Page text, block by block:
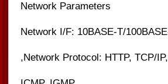
Network Parameters
Network I/F: 10BASE-T/
Network Protocol: HTTP, TCP/